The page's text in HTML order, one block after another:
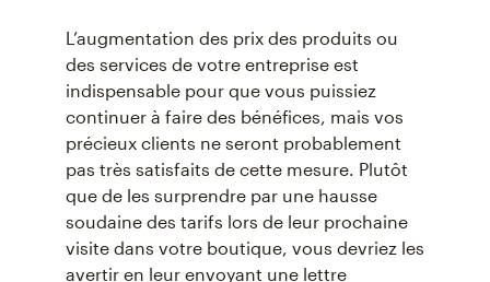
L’augmentation des prix des produits ou
des services de votre entreprise est
indispensable pour que vous puissiez
continuer à faire des bénéfices, mais vos
précieux clients ne seront probablement
pas très satisfaits de cette mesure. Plutôt
que de les surprendre par une hausse
soudaine des tarifs lors de leur prochaine
visite dans votre boutique, vous devriez les
avertir en leur envoyant une lettre